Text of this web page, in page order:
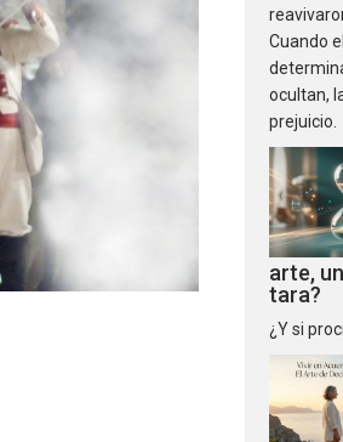
Cuando
ocultan,
prejuicio.
arte,
tara?
¿Y si